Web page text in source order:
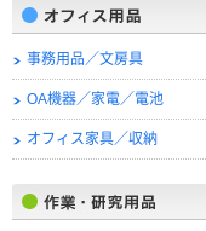
事務用品／文房具
OA機器／家電／電池
オフィス家具／収納